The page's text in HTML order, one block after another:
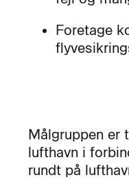
Foretage
Målgruppen er
lufthavn i
rundt på